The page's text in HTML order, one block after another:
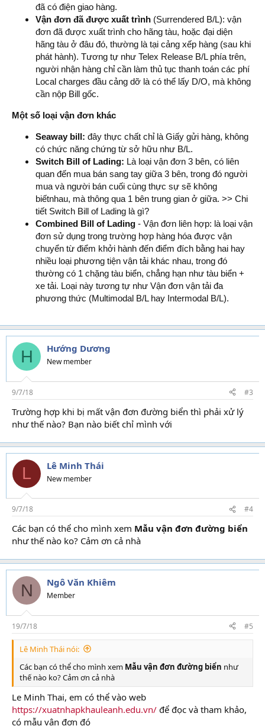
đã có điện giao hàng.
Vận đơn đã được xuất trình (Surrendered B/L): vận
đơn đã được xuất trình cho hãng tàu, hoặc đại diện
hãng tàu ở đâu đó, thường là tại cảng xếp hàng (sau khi
phát hành). Tương tự như Telex Release B/L phía trên,
người nhận hàng chỉ cần làm thủ tục thanh toán các phí
Local charges đầu cảng dỡ là có thể lấy D/O, mà không
cần nộp Bill gốc.
Một số loại vận đơn khác
Seaway bill: đây thực chất chỉ là Giấy gửi hàng, không
có chức năng chứng từ sở hữu như B/L.
Switch Bill of Lading: Là loại vận đơn 3 bên, có liên
quan đến mua bán sang tay giữa 3 bên, trong đó người
mua và người bán cuối cùng thực sự sẽ không
biếtnhau, mà thông qua 1 bên trung gian ở giữa. >> Chi
tiết Switch Bill of Lading là gì?
Combined Bill of Lading - Vận đơn liên hợp: là loại vận
đơn sử dụng trong trường hợp hàng hóa được vận
chuyển từ điểm khởi hành đến điểm đích bằng hai hay
nhiều loại phương tiện vận tải khác nhau, trong đó
thường có 1 chặng tàu biển, chẳng hạn như tàu biển +
xe tải. Loại này tương tự như Vận đơn vận tải đa
phương thức (Multimodal B/L hay Intermodal B/L).
H Hướng Dương
New member
9/7/18 #3
Trường hợp khi bị mất vận đơn đường biển thì phải xử lý
như thế nào? Bạn nào biết chỉ mình với
L Lê Minh Thái
New member
9/7/18 #4
Các bạn có thể cho mình xem Mẫu vận đơn đường biển
như thế nào ko? Cảm ơn cả nhà
N Ngô Văn Khiêm
Member
19/7/18 #5
Lê Minh Thái nói:
Các bạn có thể cho mình xem Mẫu vận đơn đường biển như
thế nào ko? Cảm ơn cả nhà
Le Minh Thai, em có thể vào web
https://xuatnhapkhauleanh.edu.vn/ để đọc và tham khảo,
có mẫu vận đơn đó